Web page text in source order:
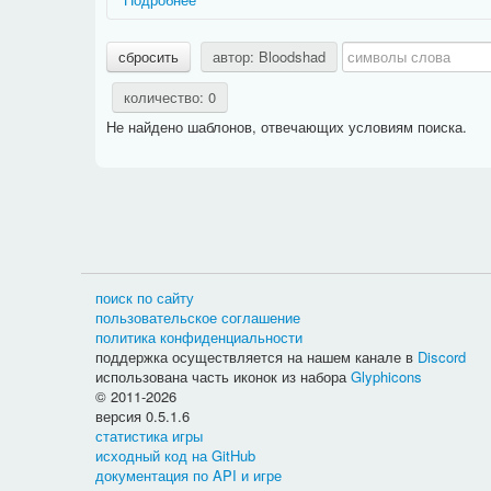
Названия ситуаций имеют префикс, дающий
Действие:фразы, относящиеся к какому-либо
Задание:фразы, относящиеся к конкретному типу
PvP:фразы, относящиеся к сражениям между
Способности:фразы, относящиеся к
Журнал:
Название: очень краткое и общее название
Описание:фраза будет отображаться над
Расположение фраз разных типов можно посмотреть
сбросить автор: Bloodshad
количество: 0
Не найдено шаблонов, отвечающих условиям поиска.
поиск по сайту
пользовательское соглашение
политика конфиденциальности
поддержка осуществляется на нашем канале в Discord
использована часть иконок из набора Glyphicons
© 2011-2026
версия 0.5.1.6
статистика игры
исходный код на GitHub
документация по API и игре